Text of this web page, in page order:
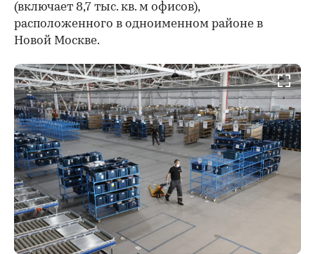
(включает 8,7 тыс. кв. м офисов),
расположенного в одноименном районе в
Новой Москве.